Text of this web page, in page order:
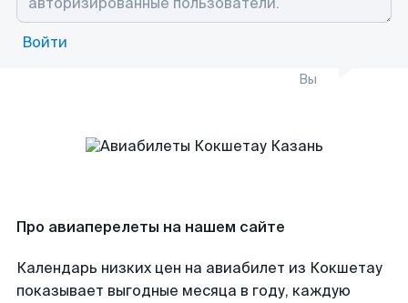
Войти
Вы
Про авиаперелеты на нашем сайте
Календарь низких цен на авиабилет из Кокшетау
показывает выгодные месяца в году, каждую